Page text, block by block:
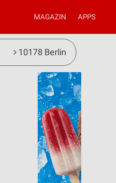
MAGAZIN APPS
10178 Berlin